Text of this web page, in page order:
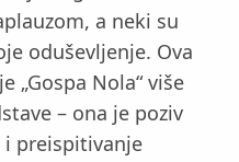
a neki su
oduševljenje. Ova
„Gospa Nola“ više
– ona je poziv
i preispitivanje